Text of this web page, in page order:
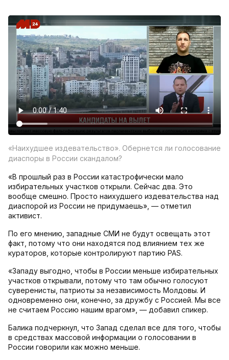
«Наихудшее издевательство». Обернется ли голосование
диаспоры в России скандалом?
«В прошлый раз в России катастрофически мало
избирательных участков открыли. Сейчас два. Это
вообще смешно. Просто наихудшего издевательства над
диаспорой из России не придумаешь», — отметил
активист.
По его мнению, западные СМИ не будут освещать этот
факт, потому что они находятся под влиянием тех же
кураторов, которые контролируют партию PAS.
«Западу выгодно, чтобы в России меньше избирательных
участков открывали, потому что там обычно голосуют
суверенисты, патриоты за независимость Молдовы. И
одновременно они, конечно, за дружбу с Россией. Мы все
не считаем Россию нашим врагом», — добавил спикер.
Балика подчеркнул, что Запад сделал все для того, чтобы
в средствах массовой информации о голосовании в
России говорили как можно меньше.